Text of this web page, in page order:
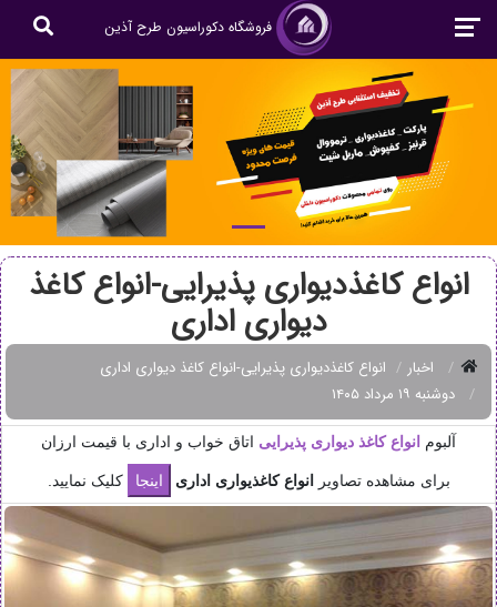
فروشگاه دکوراسیون طرح آذین
انواع کاغذدیواری پذیرایی-انواع کاغذ
دیواری اداری
اخبار
انواع کاغذدیواری پذیرایی-انواع کاغذ دیواری اداری
دوشنبه ۱۹ مرداد ۱۴۰۵
آلبوم انواع کاغذ دیواری پذیرایی اتاق خواب و اداری با قیمت ارزان
برای مشاهده تصاویر انواع کاغذیواری اداری کلیک نمایید.